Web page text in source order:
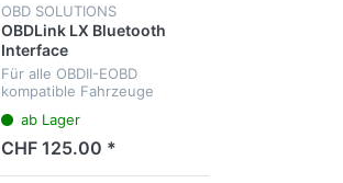
OBD SOLUTIONS
OBDLink LX Bluetooth
Interface
Für alle OBDII-EOBD
kompatible Fahrzeuge
ab Lager
CHF 125.00 *